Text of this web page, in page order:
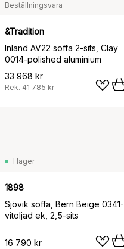
Beställningsvara
&Tradition
Inland AV22 soffa 2-sits, Clay
0014-polished aluminium
33 968 kr
Rek. 41 785 kr
I lager
1898
Sjövik soffa, Bern Beige 0341-
vitoljad ek, 2,5-sits
16 790 kr